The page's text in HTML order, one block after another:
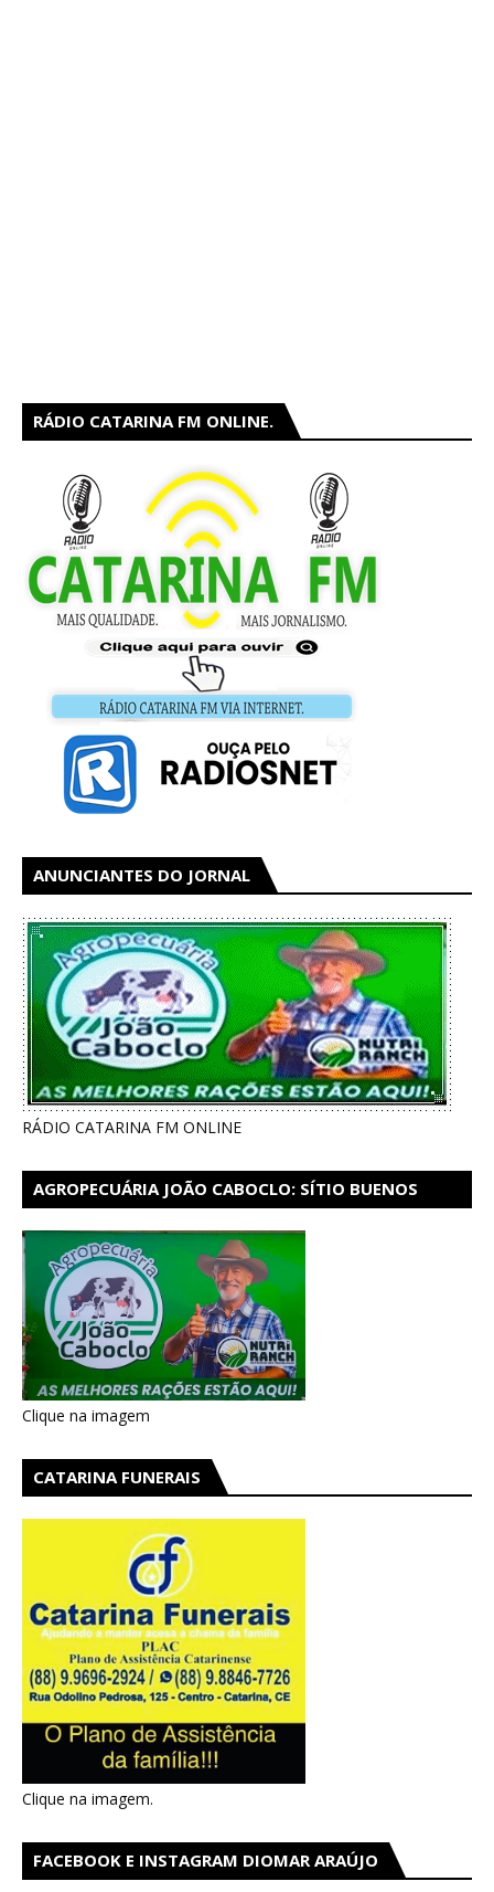
RÁDIO CATARINA FM ONLINE.
ANUNCIANTES DO JORNAL
RÁDIO CATARINA FM ONLINE
AGROPECUÁRIA JOÃO CABOCLO: SÍTIO BUENOS
Clique na imagem
CATARINA FUNERAIS
Clique na imagem.
FACEBOOK E INSTAGRAM DIOMAR ARAÚJO